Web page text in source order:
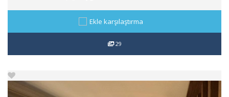
Ekle karşılaştırma
29